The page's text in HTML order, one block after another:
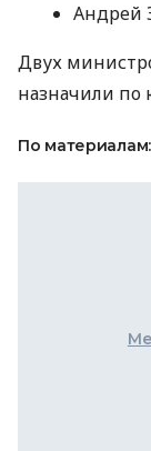
Андрей
Двух
назначили по
По материалам: